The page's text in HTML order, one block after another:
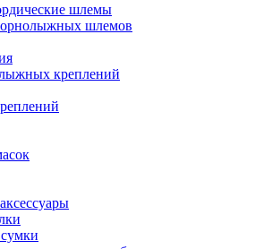
шлемы
шлемов
креплений